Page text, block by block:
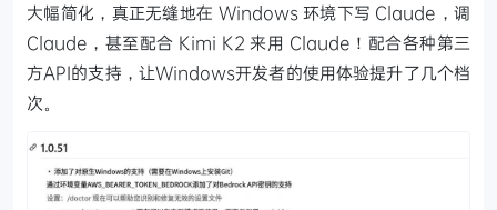
大幅简化，真正无缝地在 Windows 环境下写 Claude，调
Claude，甚至配合 Kimi K2 来用 Claude！配合各种第三
方API的支持，让Windows开发者的使用体验提升了几个档
次。